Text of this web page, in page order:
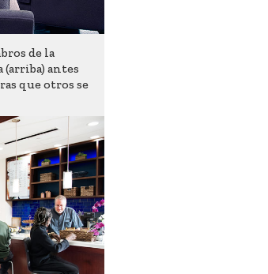
de la
antes
que otros se